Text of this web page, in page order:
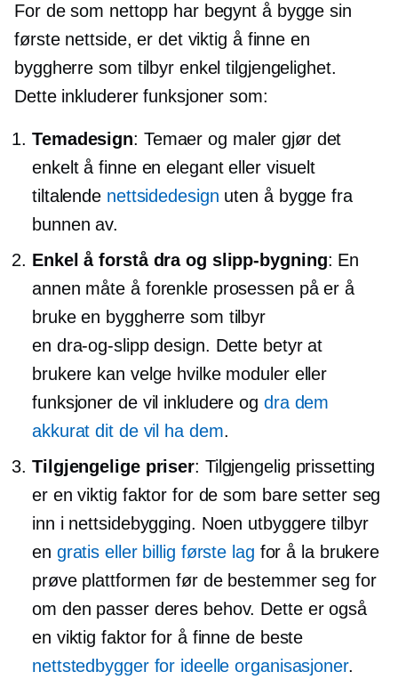
For de som nettopp har begynt å bygge sin
første nettside, er det viktig å finne en
byggherre som tilbyr enkel tilgjengelighet.
Dette inkluderer funksjoner som:
Temadesign: Temaer og maler gjør det
enkelt å finne en elegant eller visuelt
tiltalende nettsidedesign uten å bygge fra
bunnen av.
Enkel å forstå dra og slipp-bygning: En
annen måte å forenkle prosessen på er å
bruke en byggherre som tilbyr
en dra-og-slippdesign. Dette betyr at
brukere kan velge hvilke moduler eller
funksjoner de vil inkludere og dra dem
akkurat dit de vil ha dem.
Tilgjengelige priser: Tilgjengelig prissetting
er en viktig faktor for de som bare setter seg
inn i nettsidebygging. Noen utbyggere tilbyr
en gratis eller billig første lag for å la brukere
prøve plattformen før de bestemmer seg for
om den passer deres behov. Dette er også
en viktig faktor for å finne de beste
nettstedbygger for ideelle organisasjoner.